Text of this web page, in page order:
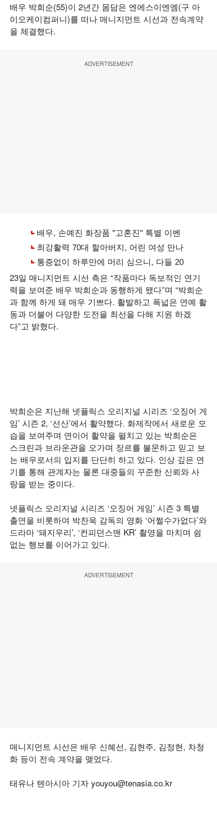
배우 박희순(55)이 2년간 몸담은 엔에스이엔엠(구 아
이오케이컴퍼니)를 떠나 매니지먼트 시선과 전속계약
을 체결했다.
ADVERTISEMENT
23일 매니지먼트 시선 측은 “작품마다 독보적인 연기
력을 보여준 배우 박희순과 동행하게 됐다”며 “박희순
과 함께 하게 돼 매우 기쁘다. 활발하고 폭넓은 연예 활
동과 더불어 다양한 도전을 최선을 다해 지원 하겠
다”고 밝혔다.
박희순은 지난해 넷플릭스 오리지널 시리즈 ‘오징어 게
임’ 시즌 2, ‘선산’에서 활약했다. 화제작에서 새로운 모
습을 보여주며 연이어 활약을 펼치고 있는 박희순은
스크린과 브라운관을 오가며 장르를 불문하고 믿고 보
는 배우로서의 입지를 단단히 하고 있다. 인상 깊은 연
기를 통해 관계자는 물론 대중들의 꾸준한 신뢰와 사
랑을 받는 중이다.
넷플릭스 오리지널 시리즈 ‘오징어 게임’ 시즌 3 특별
출연을 비롯하여 박찬욱 감독의 영화 ‘어쩔수가없다’와
드라마 ‘돼지우리’, ‘컨피던스맨 KR’ 촬영을 마치며 쉼
없는 행보를 이어가고 있다.
ADVERTISEMENT
매니지먼트 시선은 배우 신혜선, 김현주, 김정현, 차청
화 등이 전속 계약을 맺었다.
태유나 텐아시아 기자 youyou@tenasia.co.kr